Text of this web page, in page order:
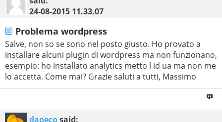
24-08-2015 11.33.07
Problema wordpress
Salve, non so se sono nel posto giusto. Ho provato a
installare alcuni plugin di wordpress ma non funzionano,
esempio: ho installato analytics metto l id ua ma non me
lo accetta. Come mai? Grazie saluti a tutti, Massimo
dapecosaid: